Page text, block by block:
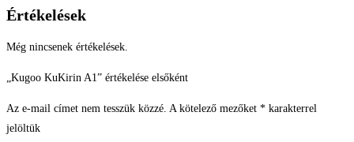
Értékelések
Még nincsenek értékelések.
„Kugoo KuKirin A1” értékelése elsőként
Az e-mail címet nem tesszük közzé. A kötelező mezőket * karakterrel
jelöltük